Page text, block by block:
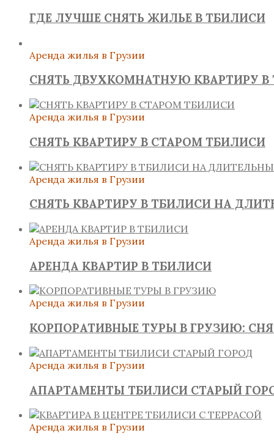
ГДЕ ЛУЧШЕ СНЯТЬ ЖИЛЬЕ В ТБИЛИСИ
Аренда жилья в Грузии
СНЯТЬ ДВУХКОМНАТНУЮ КВАРТИРУ В
Аренда жилья в Грузии
СНЯТЬ КВАРТИРУ В СТАРОМ ТБИЛИСИ
Аренда жилья в Грузии
СНЯТЬ КВАРТИРУ В ТБИЛИСИ НА
Аренда жилья в Грузии
АРЕНДА КВАРТИР В ТБИЛИСИ
Аренда жилья в Грузии
КОРПОРАТИВНЫЕ ТУРЫ В ГРУЗИЮ:
Аренда жилья в Грузии
АПАРТАМЕНТЫ ТБИЛИСИ СТАРЫЙ
Аренда жилья в Грузии